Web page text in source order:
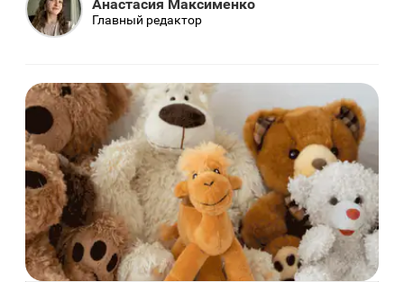
Анастасия Максименко
Главный редактор